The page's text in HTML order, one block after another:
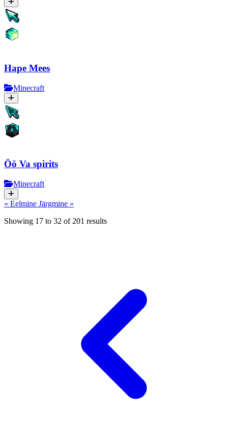
Hape Mees
Minecraft
Öö Va spirits
Minecraft
« Eelmine Järgmine »
Showing 17 to 32 of 201 results